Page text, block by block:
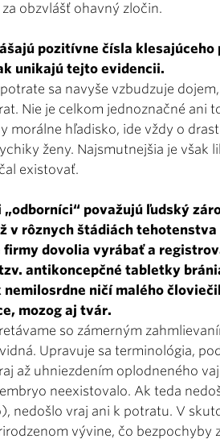
obzvlášť ohavný zločin.
pozitívne čísla
unikajú tejto evidencii.
sa navyše vzbudzuje
Nie je celkom jednoznačné ani
morálne hľadisko, ide vždy o
ženy. Najsmutnejšia je
existovať.
považujú ľudský
v rôznych štádiách
dovolia vyrábať a
antikoncepčné tabletky
nemilosrdne ničí malého
mozog aj tvár.
so zámerným
Upravuje sa terminológia,
až uhniez­dením oplodneného
neexistovalo. Ak teda
nedošlo vraj ani k potratu. V
vývine, čo bezpochyby